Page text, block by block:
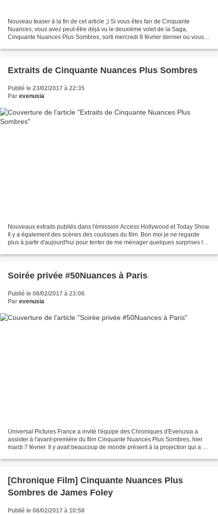
Nouveau teaser à la fin de cet article ;) Si vous êtes fan de Cinquante
Nuances, vous avez peut-être déjà vu le deuxième volet de la Saga,
Cinquante Nuances Plus Sombres, sorti mercredi 8 février dernier ou vous
Extraits de Cinquante Nuances Plus Sombres
Publié le 23/02/2017 à 22:35
Par evenusia
Nouveaux extraits publiés dans l'émission Access Hollywood et Today Show.
Il y a également des scènes des coulisses du film. Bon moi je ne regarde
plus à partir d'aujourd'hui pour tenter de me ménager quelques surprises la
Soirée privée #50Nuances à Paris
Publié le 08/02/2017 à 23:06
Par evenusia
Universal Pictures France a invité l'équipe des Chroniques d'Evenusia a
assister à l'avant-première du film Cinquante Nuances Plus Sombres, hier
mardi 7 février. Il y avait beaucoup de monde présent à la projection qui a eu
[Chronique Film] Cinquante Nuances Plus
Sombres de James Foley
Publié le 08/02/2017 à 10:58